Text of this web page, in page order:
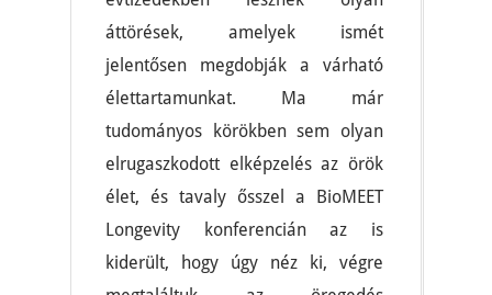
áttörések, amelyek ismét
jelentősen megdobják a várható
élettartamunkat. Ma már
tudományos körökben sem olyan
elrugaszkodott elképzelés az örök
élet, és tavaly ősszel a BioMEET
Longevity konferencián az is
kiderült, hogy úgy néz ki, végre